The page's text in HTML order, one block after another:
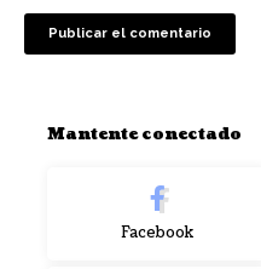
Mantente conectado
Facebook